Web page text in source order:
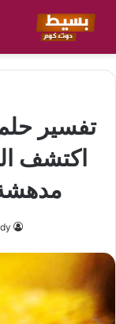
تفسير
اكتشف